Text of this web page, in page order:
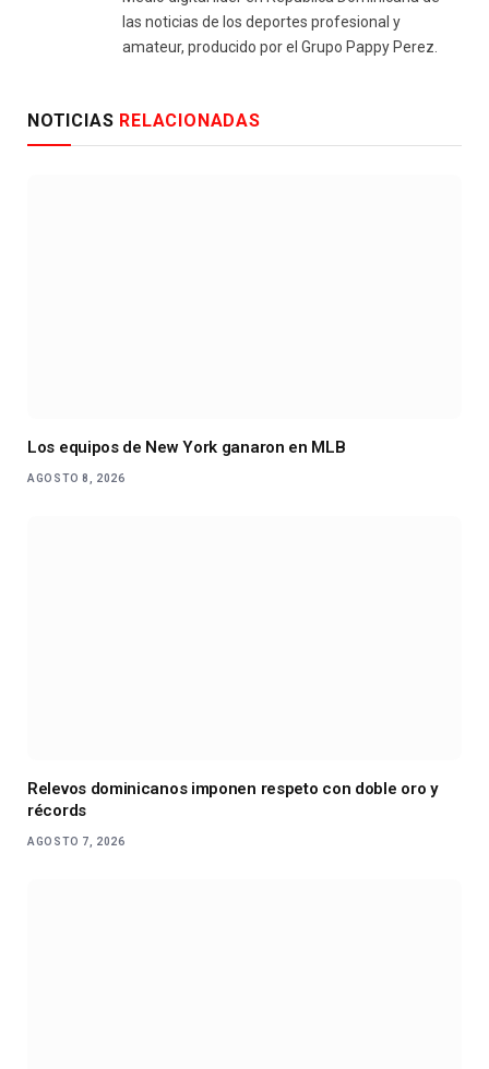
las noticias de los deportes profesional y
amateur, producido por el Grupo Pappy Perez.
NOTICIAS RELACIONADAS
Los equipos de New York ganaron en MLB
AGOSTO 8, 2026
Relevos dominicanos imponen respeto con doble oro y
récords
AGOSTO 7, 2026